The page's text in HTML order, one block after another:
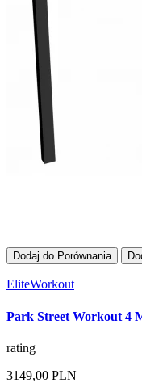
Dodaj do Porównania
EliteWorkout
Park Street Workout 4
rating
3149,00 PLN